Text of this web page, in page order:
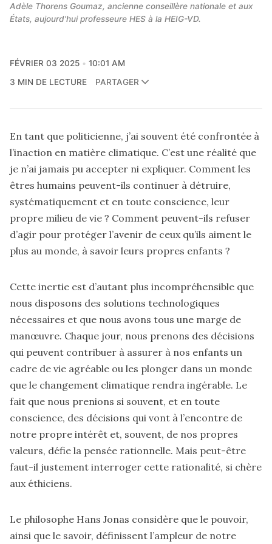
Adèle Thorens Goumaz, ancienne conseillère nationale et aux
États, aujourd'hui professeure HES à la HEIG-VD.
FÉVRIER 03 2025
10:01 AM
3 MIN DE LECTURE
PARTAGER
En tant que politicienne, j’ai souvent été confrontée à
l’inaction en matière climatique. C’est une réalité que
je n’ai jamais pu accepter ni expliquer. Comment les
êtres humains peuvent-ils continuer à détruire,
systématiquement et en toute conscience, leur
propre milieu de vie ? Comment peuvent-ils refuser
d’agir pour protéger l’avenir de ceux qu’ils aiment le
plus au monde, à savoir leurs propres enfants ?
Cette inertie est d’autant plus incompréhensible que
nous disposons des solutions technologiques
nécessaires et que nous avons tous une marge de
manœuvre. Chaque jour, nous prenons des décisions
qui peuvent contribuer à assurer à nos enfants un
cadre de vie agréable ou les plonger dans un monde
que le changement climatique rendra ingérable. Le
fait que nous prenions si souvent, et en toute
conscience, des décisions qui vont à l’encontre de
notre propre intérêt et, souvent, de nos propres
valeurs, défie la pensée rationnelle. Mais peut-être
faut-il justement interroger cette rationalité, si chère
aux éthiciens.
Le philosophe Hans Jonas considère que le pouvoir,
ainsi que le savoir, définissent l’ampleur de notre